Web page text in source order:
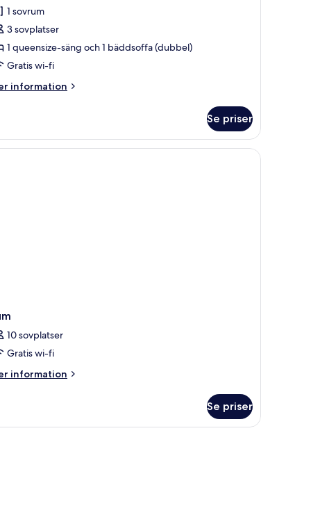
1 sovrum
3 sovplatser
1 queensize-säng och 1 bäddsoffa (dubbel)
Gratis wi-fi
information
Se priser
10 sovplatser
Gratis wi-fi
information
Se priser